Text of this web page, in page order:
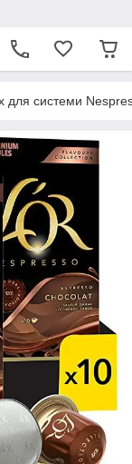
для системи